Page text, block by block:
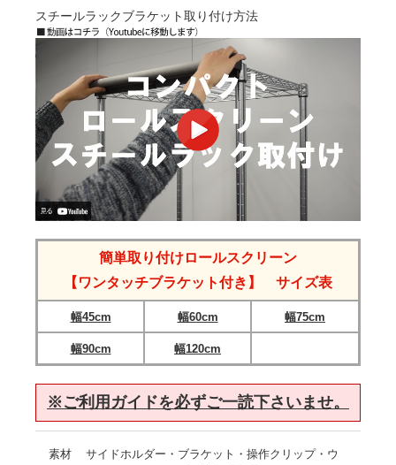
スチールラックブラケット取り付け方法
簡単取り付けロールスクリーン
【ワンタッチブラケット付き】 サイズ表
幅45cm 幅60cm 幅75cm
幅90cm 幅120cm
※ご利用ガイドを必ずご一読下さいませ。
素材
サイドホルダー・ブラケット・操作クリップ・ウ